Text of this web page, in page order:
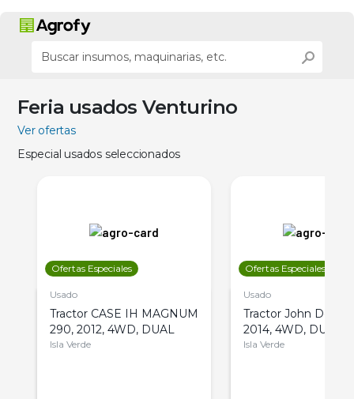
Feria usados Venturino
Ver ofertas
Especial usados seleccionados
Ofertas Especiales
Usado
Tractor CASE IH MAGNUM
290, 2012, 4WD, DUAL
Isla Verde
Ofertas Especiales
Usado
Tractor John Deere
2014, 4WD, DUAL
Isla Verde